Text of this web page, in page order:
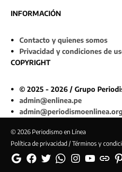
INFORMACIÓN
Contacto y quienes somos
Privacidad y condiciones de
COPYRIGHT
© 2025 - 2026 / Grupo
admin@enlinea.pe
admin@periodismoenlinea.org
© 2026 Periodismo en Línea
Política de privacidad / Términos y
GoogleFacebookTwitterWhatsappInstagramYouTubeWeb